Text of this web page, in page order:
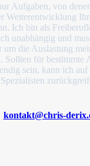
Aufgaben, von
Weiterentwicklung
Ich bin als
unabhängig und
um die Auslastung
Sollten für bestimmte
sein, kann ich
Spezialisten
kontakt@chris-